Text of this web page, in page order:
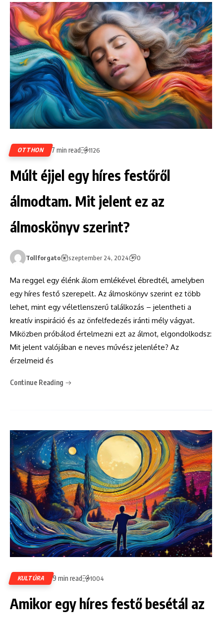
OTTHON 7 min read 1126
Múlt éjjel egy híres festőről
álmodtam. Mit jelent ez az
álmoskönyv szerint?
Tollforgato szeptember 24, 2024 0
Ma reggel egy élénk álom emlékével ébredtél, amelyben
egy híres festő szerepelt. Az álmoskönyv szerint ez több
lehet, mint egy véletlenszerű találkozás – jelentheti a
kreatív inspiráció és az önfelfedezés iránti mély vágyat.
Miközben próbálod értelmezni ezt az álmot, elgondolkodsz:
Mit jelent valójában e neves művész jelenléte? Az
érzelmeid és
Continue Reading
KULTÚRA 9 min read 1004
Amikor egy híres festő besétál az